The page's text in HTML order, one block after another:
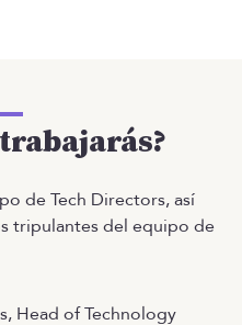
de Tech Directors, así
tripulantes del equipo de
Head of Technology